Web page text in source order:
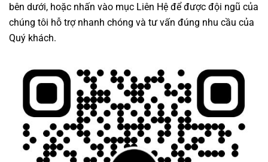
bên dưới, hoặc nhấn vào mục Liên Hệ để được đội ngũ của
chúng tôi hỗ trợ nhanh chóng và tư vấn đúng nhu cầu của
Quý khách.